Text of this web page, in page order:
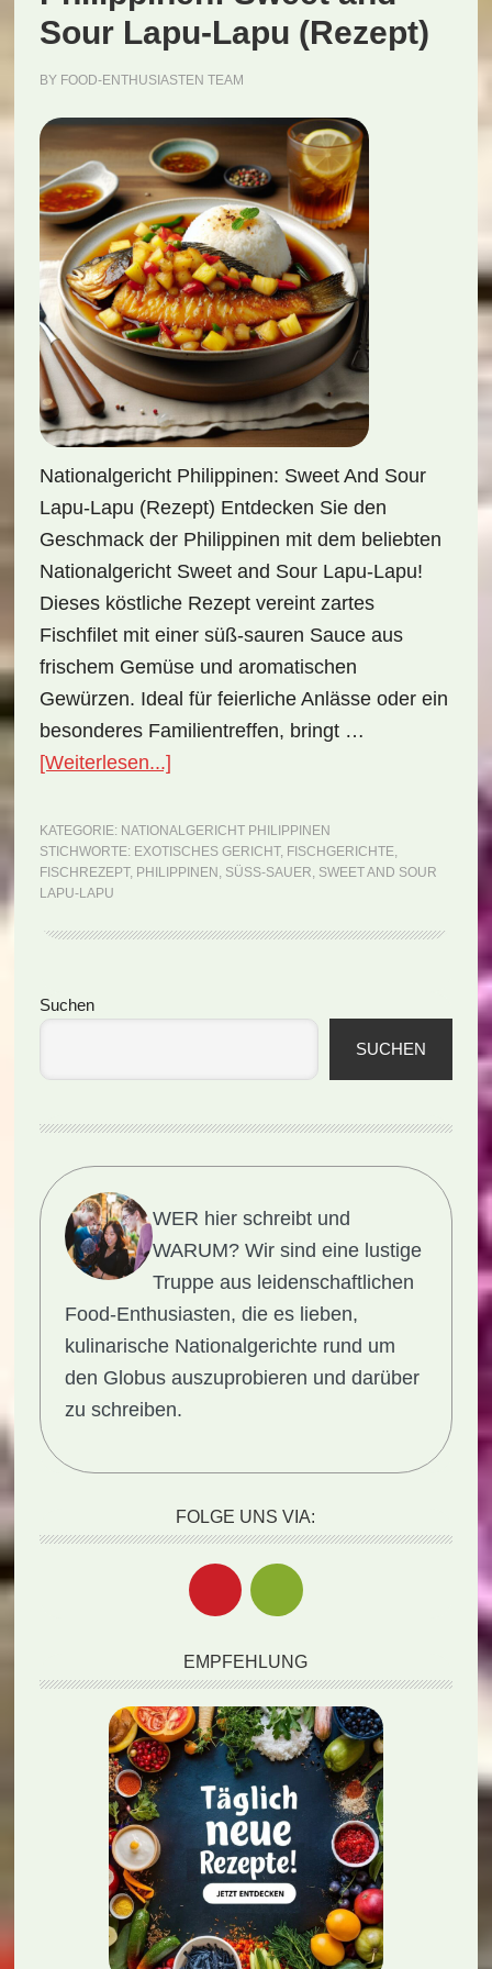
Sour Lapu-Lapu (Rezept)
BY FOOD-ENTHUSIASTEN TEAM
Nationalgericht Philippinen: Sweet And Sour
Lapu-Lapu (Rezept) Entdecken Sie den
Geschmack der Philippinen mit dem beliebten
Nationalgericht Sweet and Sour Lapu-Lapu!
Dieses köstliche Rezept vereint zartes
Fischfilet mit einer süß-sauren Sauce aus
frischem Gemüse und aromatischen
Gewürzen. Ideal für feierliche Anlässe oder ein
besonderes Familientreffen, bringt …
[Weiterlesen...]ÜberNationalgericht
Sweet
and
KATEGORIE: NATIONALGERICHT PHILIPPINEN
STICHWORTE: EXOTISCHES GERICHT, FISCHGERICHTE,
FISCHREZEPT, PHILIPPINEN , SÜSS-SAUER , SWEET AND SOUR
LAPU-LAPU
Seitenspalte
Suchen
SUCHEN
WER hier schreibt und
WARUM? Wir sind eine lustige
Truppe aus leidenschaftlichen
Food-Enthusiasten, die es lieben,
kulinarische Nationalgerichte rund um
den Globus auszuprobieren und darüber
zu schreiben.
FOLGE UNS VIA:
EMPFEHLUNG